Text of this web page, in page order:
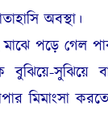
অবস্থা।
পড়ে গেল
বুঝিয়ে-সুঝিয়ে
মিমাংসা